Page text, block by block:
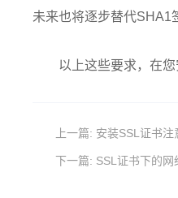
未来也将逐步替代SHA1
以上这些要求，在
上一篇: 安装SSL证书注
下一篇: SSL证书下的网